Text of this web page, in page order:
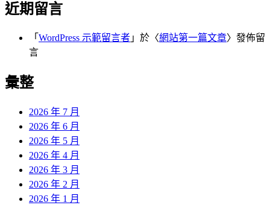
近期留言
「 WordPress 示範留言者 」於〈網站第一篇文章〉發佈留
言
彙整
2026 年 7 月
2026 年 6 月
2026 年 5 月
2026 年 4 月
2026 年 3 月
2026 年 2 月
2026 年 1 月